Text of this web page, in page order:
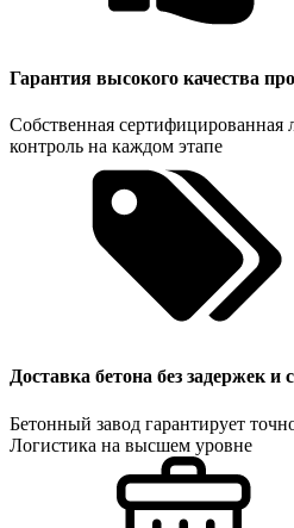
Гарантия высокого качества
Собственная сертифицированная
контроль на каждом этапе
Доставка бетона без задержек
Бетонный завод гарантирует
Логистика на высшем уровне